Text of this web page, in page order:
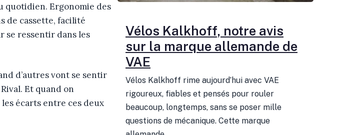
quotidien. Ergonomie des
de cassette, facilité
se ressentir dans les
d’autres vont se sentir
Et quand on
écarts entre ces deux
Vélos Kalkhoff, notre avis
sur la marque allemande de
VAE
Vélos Kalkhoff rime aujourd’hui avec VAE
rigoureux, fiables et pensés pour rouler
beaucoup, longtemps, sans se poser mille
questions de mécanique. Cette marque